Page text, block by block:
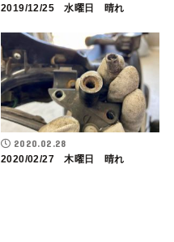
2019/12/25 水曜日 晴れ
2020.02.28
2020/02/27 木曜日 晴れ